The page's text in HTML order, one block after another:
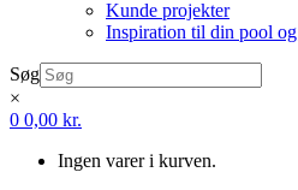
Kunde projekter
Inspiration til din pool og
Søg
×
0 0,00 kr.
Ingen varer i kurven.